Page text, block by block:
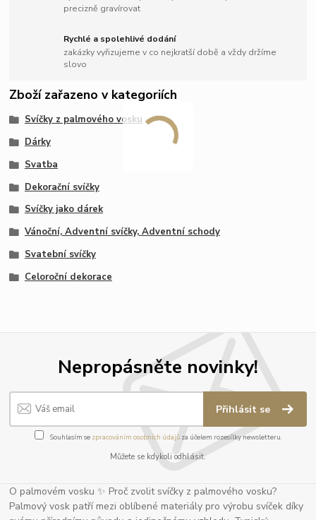
precizně gravírovat
Rychlé a spolehlivé dodání
zakázky vyřizujeme v co nejkratší době a vždy držíme
slovo
Zboží zařazeno v kategoriích
Svíčky z palmového vosku
Dárky
Svatba
Dekorační svíčky
Svíčky jako dárek
Vánoční, Adventní svíčky, Adventní schody
Svatební svíčky
Celoroční dekorace
Nepropásněte novinky!
Přihlásit se
Souhlasím se zpracováním osobních údajůza účelem rozesílky newsletteru.
Můžete se kdykoli odhlásit.
O palmovém vosku ✨ Proč zvolit svíčky z palmového vosku?
Palmový vosk patří mezi oblíbené materiály pro výrobu svíček díky